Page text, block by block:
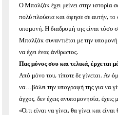
Ο Μπαλζάκ έχει μείνει στην ιστορία
πολύ πλούσια και άφησε σε αυτήν, το
υπομονή. Η διαδρομή της είναι τόσο
Μπαλζάκ συναντιέται με την υπομονή
να έχει ένας άνθρωπος.
Πας μόνος σου και τελικά, έρχεται
Από μόνο του, τίποτε δε γίνεται. Αν
να…βάλει την υπογραφή της για να
άγχος, δεν έχεις ανυπομονησία,
«Ό,τι είναι να γίνει, θα γίνει και